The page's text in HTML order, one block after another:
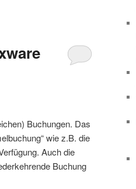
Buchungen. Das
wie z.B. die
Auch die
Buchung